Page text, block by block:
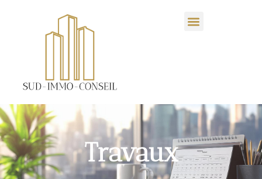
Travaux